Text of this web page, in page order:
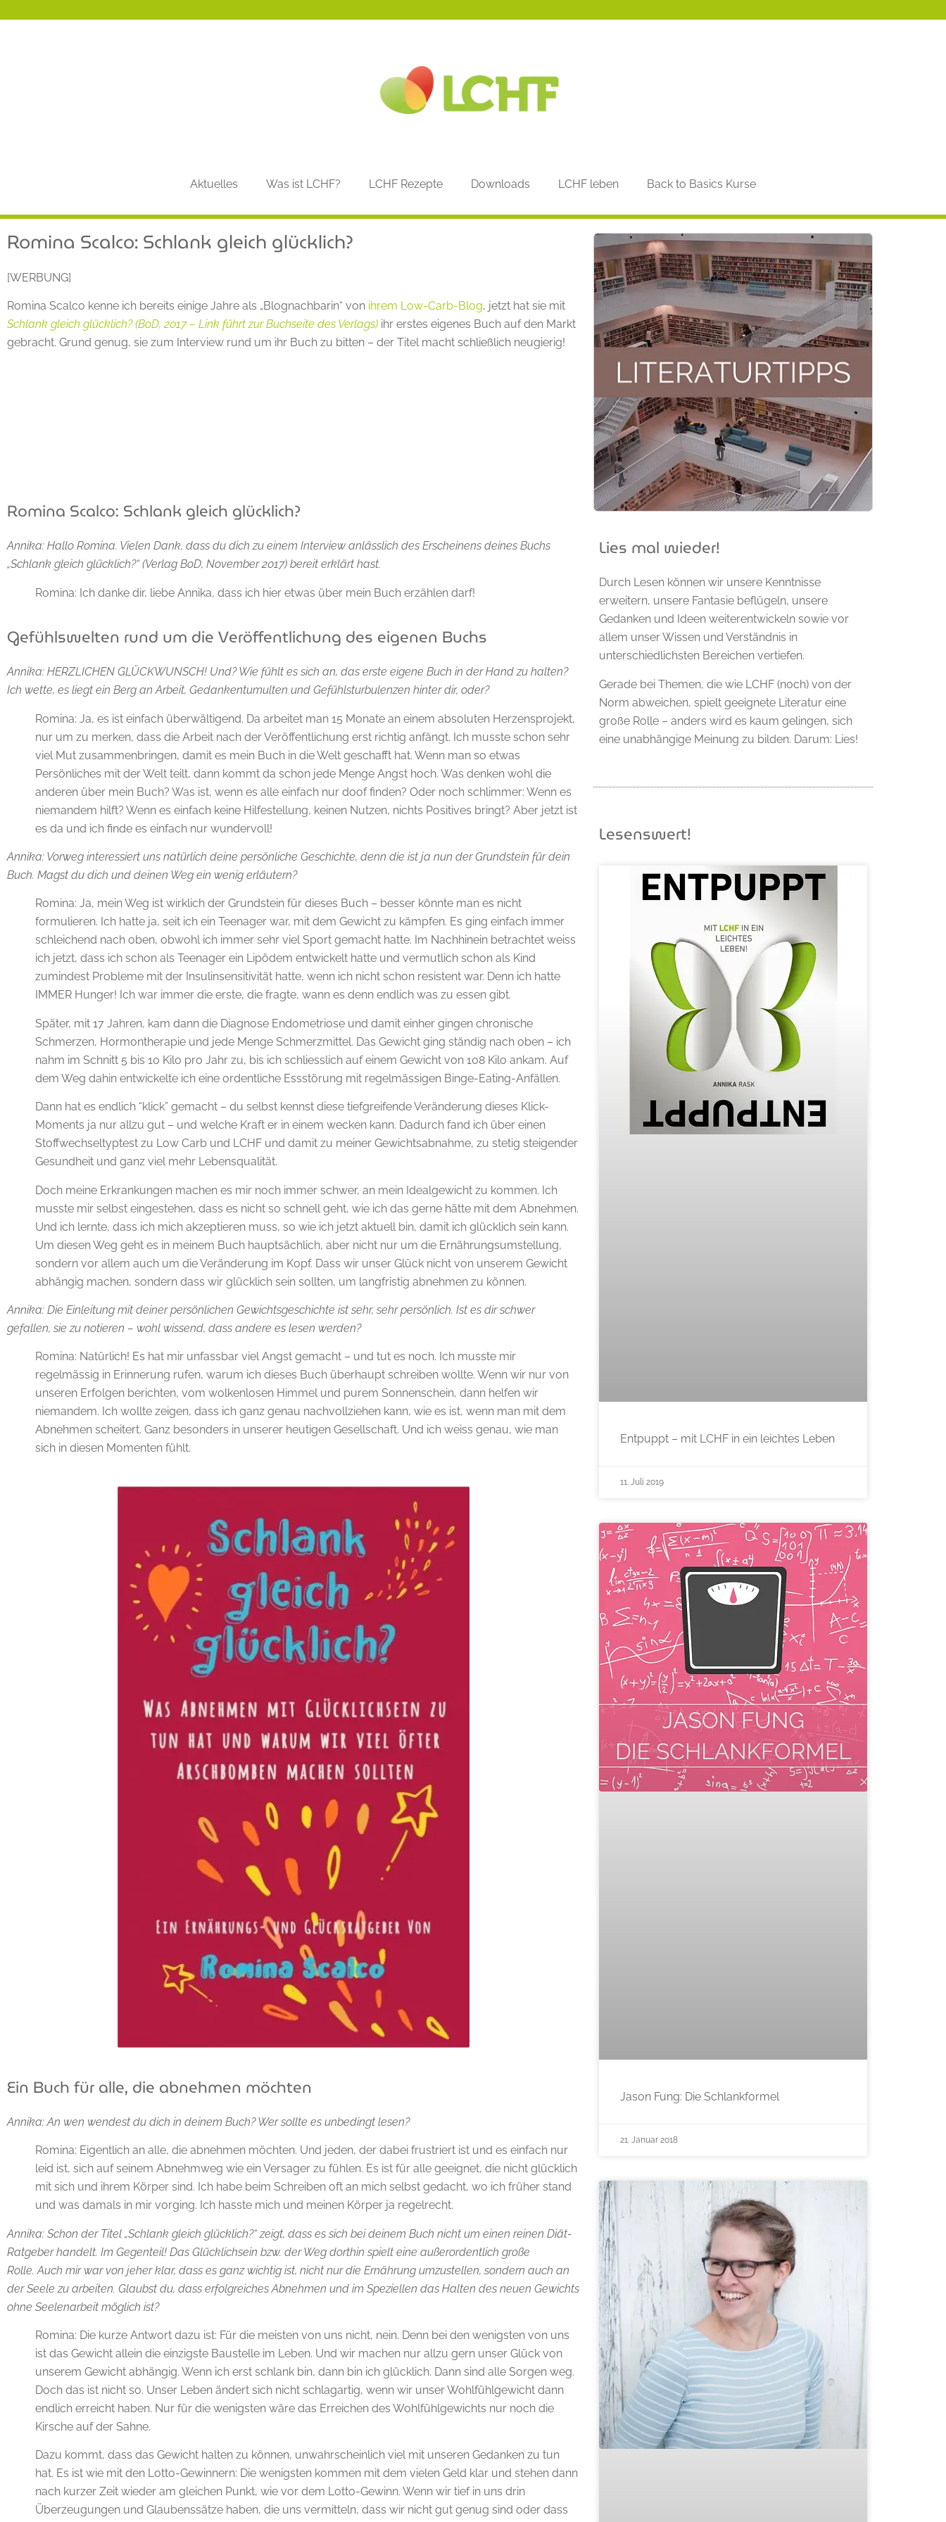
Aktuelles Was ist LCHF? LCHF Rezepte Downloads LCHF leben Back to Basics Kurse
Romina Scalco: Schlank gleich glücklich?
[WERBUNG]
Romina Scalco kenne ich bereits einige Jahre als „Blognachbarin“ von ihrem Low-Carb-Blog, jetzt hat sie mit
Schlank gleich glücklich? (BoD, 2017 – Link führt zur Buchseite des Verlags) ihr erstes eigenes Buch auf den Markt
gebracht. Grund genug, sie zum Interview rund um ihr Buch zu bitten – der Titel macht schließlich neugierig!
Romina Scalco: Schlank gleich glücklich?
Annika: Hallo Romina. Vielen Dank, dass du dich zu einem Interview anlässlich des Erscheinens deines Buchs
„Schlank gleich glücklich?“ (Verlag BoD, November 2017) bereit erklärt hast.
Romina: Ich danke dir, liebe Annika, dass ich hier etwas über mein Buch erzählen darf!
Gefühlswelten rund um die Veröffentlichung des eigenen Buchs
Annika: HERZLICHEN GLÜCKWUNSCH! Und? Wie fühlt es sich an, das erste eigene Buch in der Hand zu halten?
Ich wette, es liegt ein Berg an Arbeit, Gedankentumulten und Gefühlsturbulenzen hinter dir, oder?
Romina: Ja, es ist einfach überwältigend. Da arbeitet man 15 Monate an einem absoluten Herzensprojekt,
nur um zu merken, dass die Arbeit nach der Veröffentlichung erst richtig anfängt. Ich musste schon sehr
viel Mut zusammenbringen, damit es mein Buch in die Welt geschafft hat. Wenn man so etwas
Persönliches mit der Welt teilt, dann kommt da schon jede Menge Angst hoch. Was denken wohl die
anderen über mein Buch? Was ist, wenn es alle einfach nur doof finden? Oder noch schlimmer: Wenn es
niemandem hilft? Wenn es einfach keine Hilfestellung, keinen Nutzen, nichts Positives bringt? Aber jetzt ist
es da und ich finde es einfach nur wundervoll!
Annika: Vorweg interessiert uns natürlich deine persönliche Geschichte, denn die ist ja nun der Grundstein für dein
Buch. Magst du dich und deinen Weg ein wenig erläutern?
Romina: Ja, mein Weg ist wirklich der Grundstein für dieses Buch – besser könnte man es nicht
formulieren. Ich hatte ja, seit ich ein Teenager war, mit dem Gewicht zu kämpfen. Es ging einfach immer
schleichend nach oben, obwohl ich immer sehr viel Sport gemacht hatte. Im Nachhinein betrachtet weiss
ich jetzt, dass ich schon als Teenager ein Lipödem entwickelt hatte und vermutlich schon als Kind
zumindest Probleme mit der Insulinsensitivität hatte, wenn ich nicht schon resistent war. Denn ich hatte
IMMER Hunger! Ich war immer die erste, die fragte, wann es denn endlich was zu essen gibt.
Später, mit 17 Jahren, kam dann die Diagnose Endometriose und damit einher gingen chronische
Schmerzen, Hormontherapie und jede Menge Schmerzmittel. Das Gewicht ging ständig nach oben – ich
nahm im Schnitt 5 bis 10 Kilo pro Jahr zu, bis ich schliesslich auf einem Gewicht von 108 Kilo ankam. Auf
dem Weg dahin entwickelte ich eine ordentliche Essstörung mit regelmässigen Binge-Eating-Anfällen.
Dann hat es endlich “klick” gemacht – du selbst kennst diese tiefgreifende Veränderung dieses Klick-
Moments ja nur allzu gut – und welche Kraft er in einem wecken kann. Dadurch fand ich über einen
Stoffwechseltyptest zu Low Carb und LCHF und damit zu meiner Gewichtsabnahme, zu stetig steigender
Gesundheit und ganz viel mehr Lebensqualität.
Doch meine Erkrankungen machen es mir noch immer schwer, an mein Idealgewicht zu kommen. Ich
musste mir selbst eingestehen, dass es nicht so schnell geht, wie ich das gerne hätte mit dem Abnehmen.
Und ich lernte, dass ich mich akzeptieren muss, so wie ich jetzt aktuell bin, damit ich glücklich sein kann.
Um diesen Weg geht es in meinem Buch hauptsächlich, aber nicht nur um die Ernährungsumstellung,
sondern vor allem auch um die Veränderung im Kopf. Dass wir unser Glück nicht von unserem Gewicht
abhängig machen, sondern dass wir glücklich sein sollten, um langfristig abnehmen zu können.
Annika: Die Einleitung mit deiner persönlichen Gewichtsgeschichte ist sehr, sehr persönlich. Ist es dir schwer
gefallen, sie zu notieren – wohl wissend, dass andere es lesen werden?
Romina: Natürlich! Es hat mir unfassbar viel Angst gemacht – und tut es noch. Ich musste mir
regelmässig in Erinnerung rufen, warum ich dieses Buch überhaupt schreiben wollte. Wenn wir nur von
unseren Erfolgen berichten, vom wolkenlosen Himmel und purem Sonnenschein, dann helfen wir
niemandem. Ich wollte zeigen, dass ich ganz genau nachvollziehen kann, wie es ist, wenn man mit dem
Abnehmen scheitert. Ganz besonders in unserer heutigen Gesellschaft. Und ich weiss genau, wie man
sich in diesen Momenten fühlt.
Ein Buch für alle, die abnehmen möchten
Annika: An wen wendest du dich in deinem Buch? Wer sollte es unbedingt lesen?
Romina: Eigentlich an alle, die abnehmen möchten. Und jeden, der dabei frustriert ist und es einfach nur
leid ist, sich auf seinem Abnehmweg wie ein Versager zu fühlen. Es ist für alle geeignet, die nicht glücklich
mit sich und ihrem Körper sind. Ich habe beim Schreiben oft an mich selbst gedacht, wo ich früher stand
und was damals in mir vorging. Ich hasste mich und meinen Körper ja regelrecht.
Annika: Schon der Titel „Schlank gleich glücklich?“ zeigt, dass es sich bei deinem Buch nicht um einen reinen Diät-
Ratgeber handelt. Im Gegenteil! Das Glücklichsein bzw. der Weg dorthin spielt eine außerordentlich große
Rolle. Auch mir war von jeher klar, dass es ganz wichtig ist, nicht nur die Ernährung umzustellen, sondern auch an
der Seele zu arbeiten. Glaubst du, dass erfolgreiches Abnehmen und im Speziellen das Halten des neuen Gewichts
ohne Seelenarbeit möglich ist?
Romina: Die kurze Antwort dazu ist: Für die meisten von uns nicht, nein. Denn bei den wenigsten von uns
ist das Gewicht allein die einzigste Baustelle im Leben. Und wir machen nur allzu gern unser Glück von
unserem Gewicht abhängig. Wenn ich erst schlank bin, dann bin ich glücklich. Dann sind alle Sorgen weg.
Doch das ist nicht so. Unser Leben ändert sich nicht schlagartig, wenn wir unser Wohlfühlgewicht dann
endlich erreicht haben. Nur für die wenigsten wäre das Erreichen des Wohlfühlgewichts nur noch die
Kirsche auf der Sahne.
Dazu kommt, dass das Gewicht halten zu können, unwahrscheinlich viel mit unseren Gedanken zu tun
hat. Es ist wie mit den Lotto-Gewinnern: Die wenigsten kommen mit dem vielen Geld klar und stehen dann
nach kurzer Zeit wieder am gleichen Punkt, wie vor dem Lotto-Gewinn. Wenn wir tief in uns drin
Überzeugungen und Glaubenssätze haben, die uns vermitteln, dass wir nicht gut genug sind oder dass
Lies mal wieder!
Durch Lesen können wir unsere Kenntnisse
erweitern, unsere Fantasie beflügeln, unsere
Gedanken und Ideen weiterentwickeln sowie vor
allem unser Wissen und Verständnis in
unterschiedlichsten Bereichen vertiefen.
Gerade bei Themen, die wie LCHF (noch) von der
Norm abweichen, spielt geeignete Literatur eine
große Rolle – anders wird es kaum gelingen, sich
eine unabhängige Meinung zu bilden. Darum: Lies!
Lesenswert!
Entpuppt – mit LCHF in ein leichtes Leben
11. Juli 2019
Jason Fung: Die Schlankformel
21. Januar 2018